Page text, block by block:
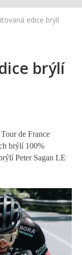
edice brýlí
brýlí
de France
brýlí 100%
Peter Sagan LE